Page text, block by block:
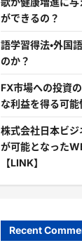
ができるの？
語学習得法・外国
のか？
FX市場への投資
な利益を得る可能
株式会社日本ビ
が可能となった
【LINK】
Recent